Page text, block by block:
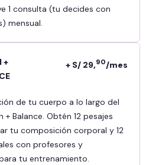
1 consulta (tu decides con
mensual.
+
+ S/ 29,90/mes
+ Balance. Obtén 12 pesajes
tu composición corporal y 12
con profesores y
tu entrenamiento.